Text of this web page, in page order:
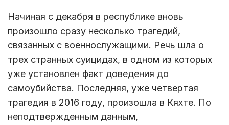
Начиная с декабря в республике вновь
произошло сразу несколько трагедий,
связанных с военнослужащими. Речь шла о
трех странных суицидах, в одном из которых
уже установлен факт доведения до
самоубийства. Последняя, уже четвертая
трагедия в 2016 году, произошла в Кяхте. По
неподтвержденным данным,